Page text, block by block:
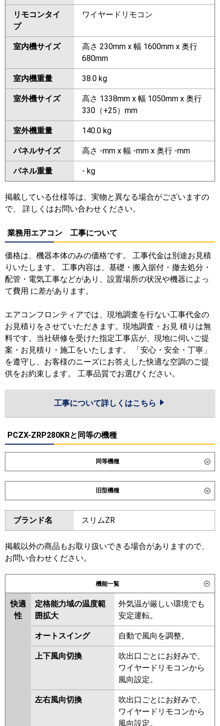
リモコンタイ
プ
ワイヤードリモコン
室内機サイズ
高さ 230mm x 幅 1600mm x 奥行
680mm
室内機重量 38.0 kg
室外機サイズ
高さ 1338mm x 幅 1050mm x 奥行
330（+25）mm
室外機重量 140.0 kg
パネルサイズ 高さ -mm x 幅 -mm x 奥行 -mm
パネル重量 - kg
掲載している仕様等は、実物と異なる場合がございますの
で、 詳しくはお問い合わせください。
業務用エアコン 工事について
価格は、機器本体のみの価格です。 工事代金は別途お見積
りいたします。 工事内容は、基礎・搬入据付・撤去処分・
配管・電気工事などがあり、設置場所の状況や機器によっ
て費用 に差があります。
エアコンフロンティアでは、現地調査を行ない工事代金の
お見積りをさせていただきます。現地調査・お見 積りは無
料です。当社研修を受けた指定工事店が、現地に伺いご提
案・お見積り・施工をいたします。 「安心・安全・丁寧」
を遵守し、お客様のニーズにお答えした快適な空調のご提
供をお約束します。 工事品質でお選びください。
工事について詳しくはこちら
PCZX-ZRP280KRと同等の機種
同等機種
ダイキン SSRH280DND SSRH280DD
東芝 GPXB28013MUB GCXB28013MUB
GCXB28013XU
三菱電機 PCZX-ZRMP280K6 PCZX-
ZRMP280KL6
日立 RPC-GP280RGHP5
FDEZ2806HP6S
パナソニック PA-P280T7GDNC PA-
P280T7GDNCX PA-P280T7GDC
旧型機種
ダイキン SSRH280CD SSRH280CND
東芝 RPXB28033MUB RCXB28043MUB
RPXB28033MU RCXB28043MU
RCXB28043XU RPXB28033M
PCZX-ZRMP280KL5
ZRMP280K5
PCZX-ZRMP280K4
PCZX-ZRMP280KL4 PCZX-
ZRMP280K3 PCZX-ZRMP280KL3
PCZX-ZRMP280H2 PCZX-
ZRMP280K2 PCZX-ZRMP280KL2
PCZX-ZRMP280HZ PCZX-
ZRMP280KZ PCZX-ZRMP280KLZ
PCZX-ZRP280HY PCZX-
ZRP280KY PCZX-ZRP280KLY
PCZX-ZRP280HV PCZX-
ZRP280KV PCZX-ZRP280KLV
ブランド名 スリムZR
掲載以外の商品もお取り扱いできる場合がありますので、
お問い合わせください。
機能一覧
快適
性
定格能力域の温度範
囲拡大
外気温が厳しい環境でも
安定運転。
オートスイング 自動で風向を調整。
上下風向切換
吹出口ごとにお好みで、
ワイヤードリモコンから
風向設定。
左右風向切換
吹出口ごとにお好みで、
ワイヤードリモコンから
風向設定。